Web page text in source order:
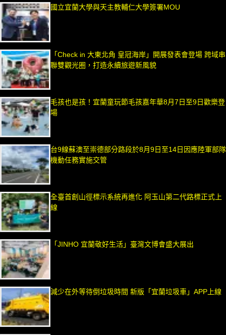
國立宜蘭大學與天主教輔仁大學簽署MOU
「Check in 大東北角 皇冠海岸」開展發表會登場 跨域串
聯雙觀光圈，打造永續旅遊新風貌
毛孩也是孩！宜蘭童玩節毛孩嘉年華8月7日至9日歡樂登
場
台9線蘇澳至崇德部分路段於8月9日至14日因應陸軍部隊
機動任務實施交管
全臺首創山徑標示系統再進化 阿玉山第二代路標正式上
線
「JINHO 宜蘭敬好生活」臺灣文博會盛大展出
減少在外等待倒垃圾時間 新版「宜蘭垃圾車」APP上線